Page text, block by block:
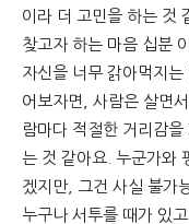
이라 더 고민을 하는 것
찾고자 하는 마음 십분
자신을 너무 갉아먹지
어보자면, 사람은 살면
람마다 적절한 거리감
는 것 같아요. 누군가와
겠지만, 그건 사실 불가
누구나 서투를 때가 있